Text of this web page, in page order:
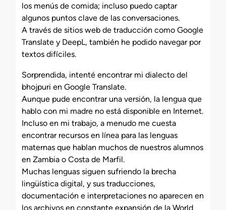
los menús de comida; incluso puedo captar
algunos puntos clave de las conversaciones.
A través de sitios web de traducción como Google
Translate y DeepL, también he podido navegar por
textos difíciles.
Sorprendida, intenté encontrar mi dialecto del
bhojpuri en Google Translate.
Aunque pude encontrar una versión, la lengua que
hablo con mi madre no está disponible en Internet.
Incluso en mi trabajo, a menudo me cuesta
encontrar recursos en línea para las lenguas
maternas que hablan muchos de nuestros alumnos
en Zambia o Costa de Marfil.
Muchas lenguas siguen sufriendo la brecha
lingüística digital, y sus traducciones,
documentación e interpretaciones no aparecen en
los archivos en constante expansión de la World